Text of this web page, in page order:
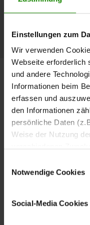
Einstellungen zum
Wir verwenden
Webseite erforderlich
und andere
Informationen beim
erfassen und
den Informationen
persönliche Daten
Weise der Nutzung
nutzen, indem sie
anonymisiert für
Marketing Cookies
Werbung
Notwendige Cookies
Social-Media Cookies
höchstem Niveau
Partner dennoch
Wir
bewirb
Du interessierst dich
Möbel? Dann bist du
helfen, ihre
Auswahl von Möbeln